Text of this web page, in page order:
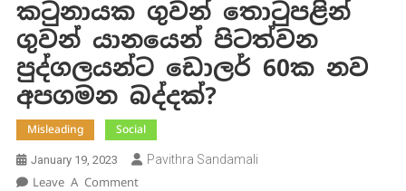
කටුනායක ගුවන් තොටුපළින්
ගුවන් යානයෙන් පිටත්වන
පුද්ගලයන්ට ඩොලර් 60ක නව
අපගමන බද්දක්?
Misleading Social
January 19, 2023 Pavithra Sandamali
Leave A CommentOn